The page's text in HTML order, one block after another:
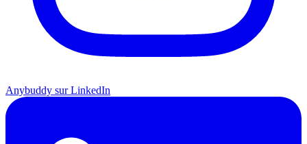
Anybuddy sur LinkedIn